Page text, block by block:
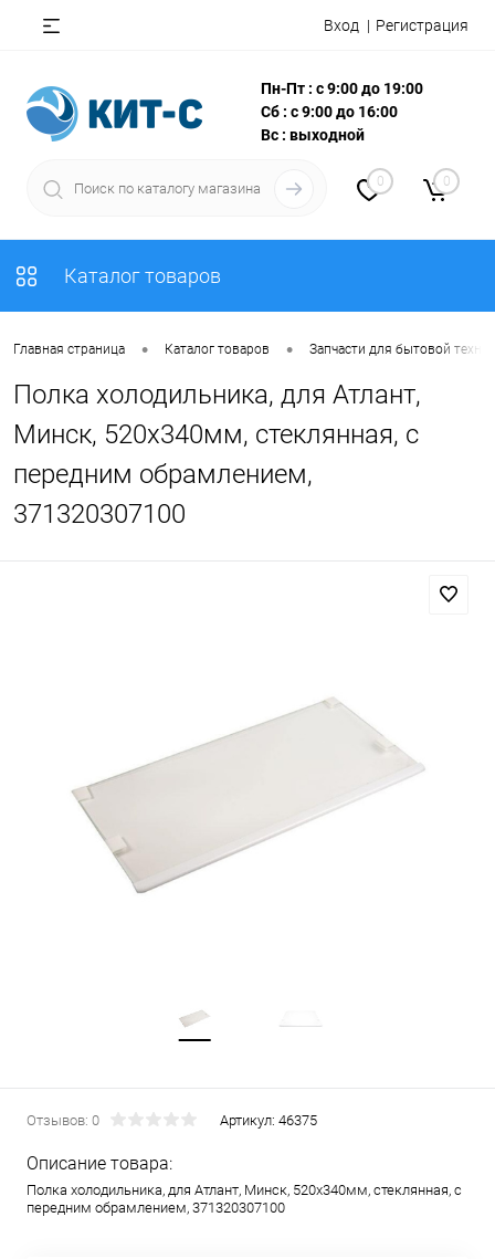
Вход Регистрация
Пн-Пт : с 9:00 до 19:00
Сб : с 9:00 до 16:00
Вс : выходной
0 0
Каталог товаров
Главная страница • Каталог товаров • Запчасти для бытовой
Полка холодильника, для Атлант,
Минск, 520х340мм, стеклянная, с
передним обрамлением,
371320307100
Отзывов: 0 Артикул: 46375
Описание товара:
Полка холодильника, для Атлант, Минск, 520х340мм, стеклянная, с
передним обрамлением, 371320307100